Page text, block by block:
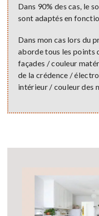
Dans 90% des cas, le
sont adaptés en
Dans mon cas lors du
aborde tous les points
façades / couleur
de la crédence /
intérieur / couleur des